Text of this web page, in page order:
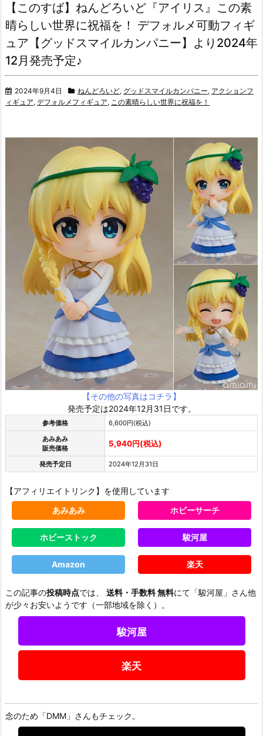
【このすば】ねんどろいど『アイリス』この素
晴らしい世界に祝福を！ デフォルメ可動フィギ
ュア【グッドスマイルカンパニー】より2024年
12月発売予定♪
2024年9月4日 ねんどろいど, グッドスマイルカンパニー, アクションフ
ィギュア, デフォルメフィギュア, この素晴らしい世界に祝福を！
【その他の写真はコチラ】
発売予定は2024年12月31日です。
参考価格
6,600円(税込)
あみあみ
販売価格
5,940円(税込)
発売予定日 2024年12月31日
【アフィリエイトリンク】を使用しています
あみあみ
ホビーサーチ
ホビーストック 駿河屋
Amazon 楽天
この記事の投稿時点では、 送料・手数料 無料にて「駿河屋」さん他
が少々お安いようです（一部地域を除く）。
駿河屋
楽天
念のため「DMM」さんもチェック。